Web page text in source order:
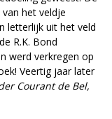
het veldje
letterlijk uit het veld
R.K. Bond
werd verkregen op
Veertig jaar later
Courant de Bel,